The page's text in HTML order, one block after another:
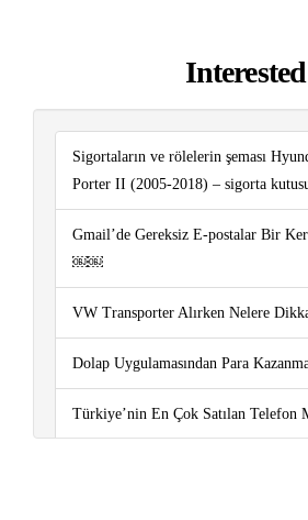
Interested
Sigortaların ve rölelerin şeması
Porter II (2005-2018) – sigorta
Gmail’de Gereksiz E-postalar Bir
￼￼
VW Transporter Alırken Nelere
Dolap Uygulamasından Para
Türkiye’nin En Çok Satılan Telefon